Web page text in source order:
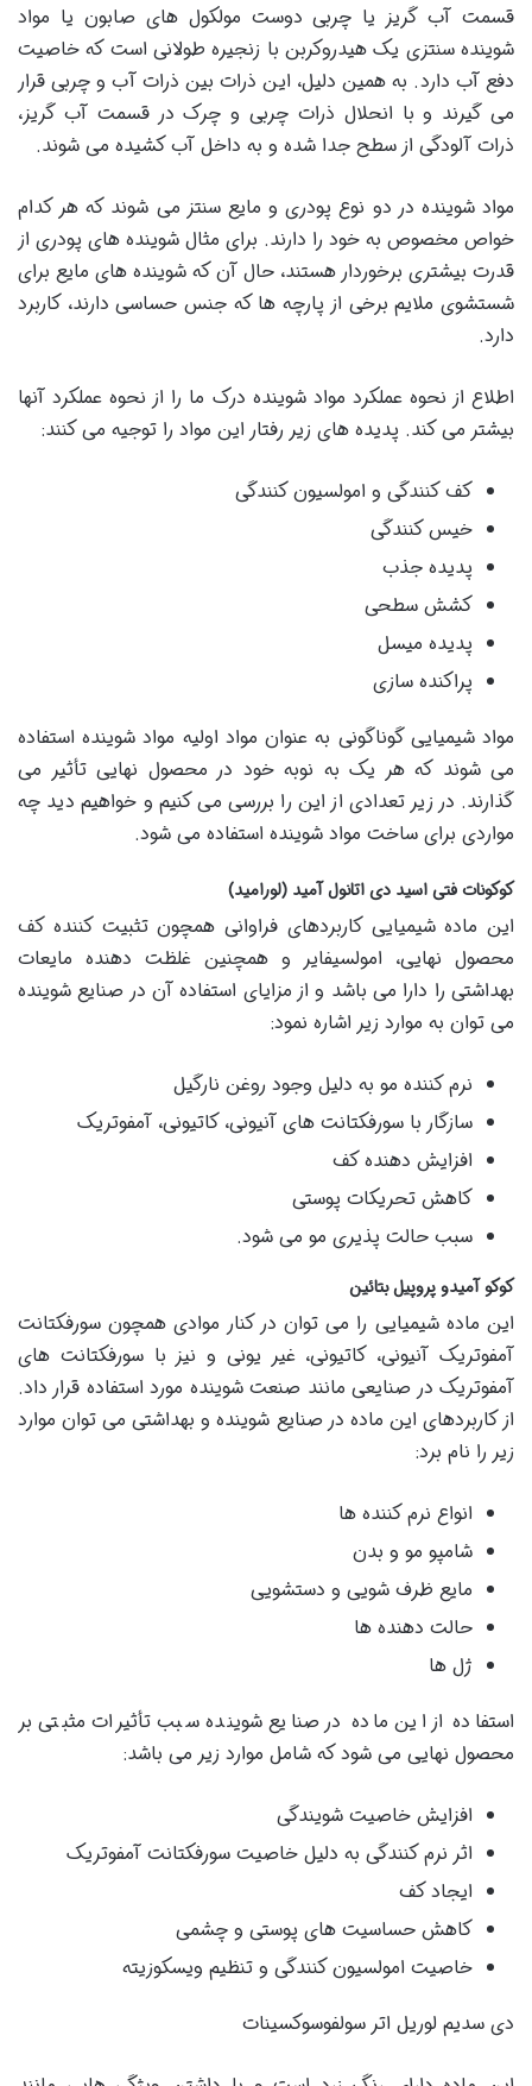
قسمت آب گریز یا چربی دوست مولکول های صابون یا مواد
شوینده سنتزی یک هیدروکربن با زنجیره طولانی است که خاصیت
دفع آب دارد. به همین دلیل، این ذرات بین ذرات آب و چربی قرار
می گیرند و با انحلال ذرات چربی و چرک در قسمت آب گریز،
ذرات آلودگی از سطح جدا شده و به داخل آب کشیده می شوند.
مواد شوینده در دو نوع پودری و مایع سنتز می شوند که هر کدام
خواص مخصوص به خود را دارند. برای مثال شوینده های پودری از
قدرت بیشتری برخوردار هستند، حال آن که شوینده های مایع برای
شستشوی ملایم برخی از پارچه ها که جنس حساسی دارند، کاربرد
دارد.
اطلاع از نحوه عملکرد مواد شوینده درک ما را از نحوه عملکرد آنها
بیشتر می کند. پدیده های زیر رفتار این مواد را توجیه می کنند:
کف کنندگی و امولسیون کنندگی
خیس کنندگی
پدیده جذب
کشش سطحی
پدیده میسل
پراکنده سازی
مواد شیمیایی گوناگونی به عنوان مواد اولیه مواد شوینده استفاده
می شوند که هر یک به نوبه خود در محصول نهایی تأثیر می
گذارند. در زیر تعدادی از این را بررسی می کنیم و خواهیم دید چه
مواردی برای ساخت مواد شوینده استفاده می شود.
کوکونات فتی اسید دی اتانول آمید (لورامید)
این ماده شیمیایی کاربردهای فراوانی همچون تثبیت کننده کف
محصول نهایی، امولسیفایر و همچنین غلظت دهنده مایعات
بهداشتی را دارا می باشد و از مزایای استفاده آن در صنایع شوینده
می توان به موارد زیر اشاره نمود:
نرم کننده مو به دلیل وجود روغن نارگیل
سازگار با سورفکتانت های آنیونی، کاتیونی، آمفوتریک
افزایش دهنده کف
کاهش تحریکات پوستی
سبب حالت پذیری مو می شود.
کوکو آمیدو پروپیل بتائین
این ماده شیمیایی را می توان در کنار موادی همچون سورفکتانت
آمفوتریک آنیونی، کاتیونی، غیر یونی و نیز با سورفکتانت های
آمفوتریک در صنایعی مانند صنعت شوینده مورد استفاده قرار داد.
از کاربردهای این ماده در صنایع شوینده و بهداشتی می توان موارد
زیر را نام برد:
انواع نرم کننده ها
شامپو مو و بدن
مایع ظرف شویی و دستشویی
حالت دهنده ها
ژل ها
استفاده از این ماده در صنایع شوینده سبب تأثیرات مثبتی بر
محصول نهایی می شود که شامل موارد زیر می باشد:
افزایش خاصیت شویندگی
اثر نرم کنندگی به دلیل خاصیت سورفکتانت آمفوتریک
ایجاد کف
کاهش حساسیت های پوستی و چشمی
خاصیت امولسیون کنندگی و تنظیم ویسکوزیته
دی سدیم لوریل اتر سولفوسوکسینات